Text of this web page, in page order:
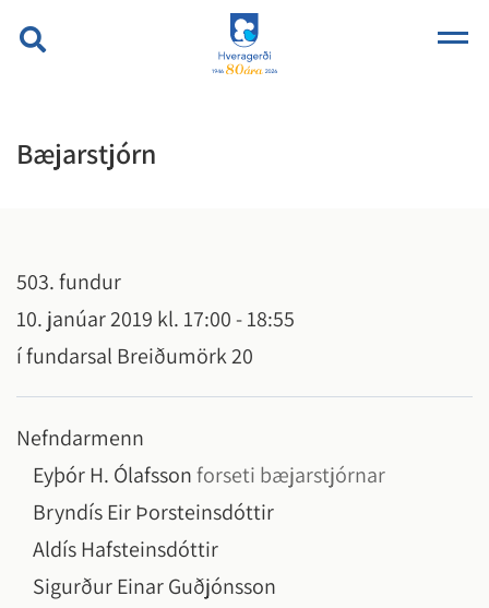
Bæjarstjórn
503. fundur
10. janúar 2019 kl. 17:00 - 18:55
í fundarsal Breiðumörk 20
Nefndarmenn
Eyþór H. Ólafssonforseti bæjarstjórnar
Bryndís Eir Þorsteinsdóttir
Aldís Hafsteinsdóttir
Sigurður Einar Guðjónsson